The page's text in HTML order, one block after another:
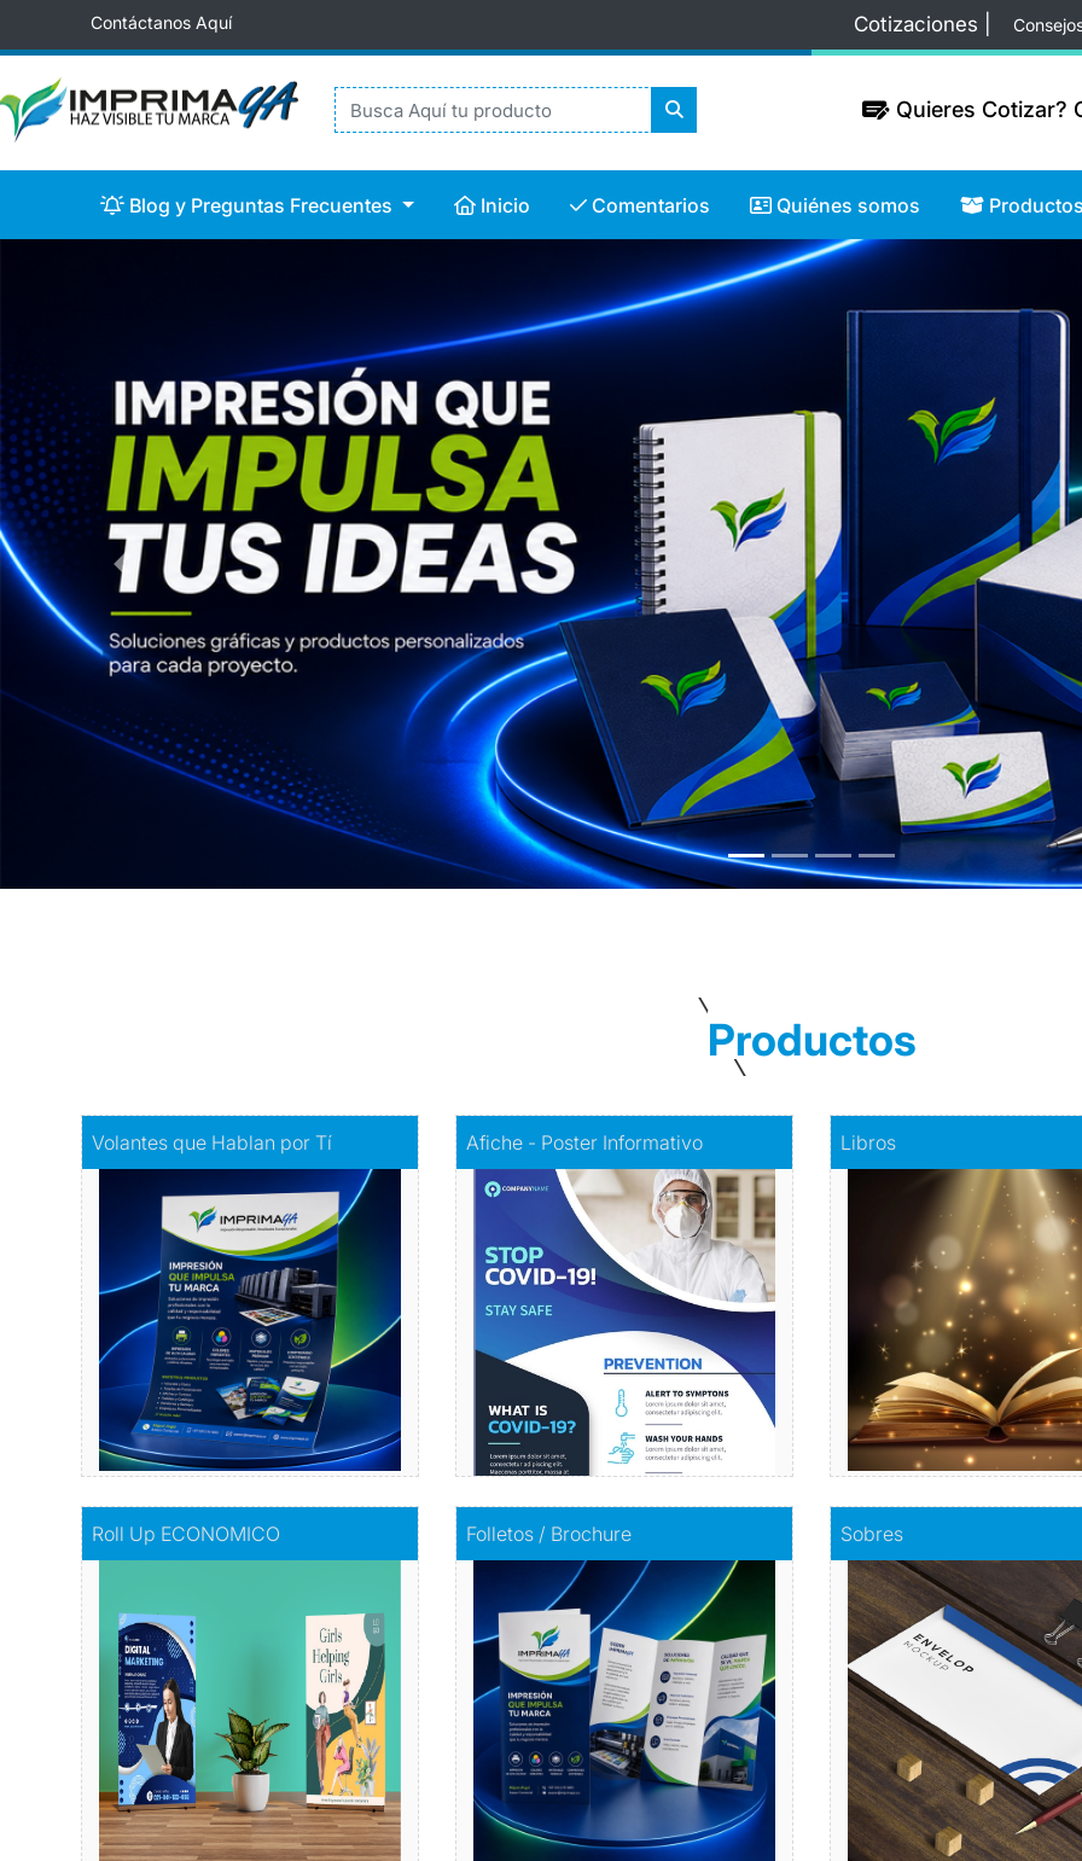
Contáctanos Aquí Cotizaciones |
Quieres Cotizar?
Quieres Cotizar?
Blog y Preguntas Frecuentes
Blog y Preguntas Frecuentes Inicio
Inicio Comentarios
Comentarios Quiénes somos
Quiénes somos Productos
Productos
Volantes que Hablan por Tí
Volantes con Amor
Comprar
Comprar
Afiche - Poster Informativo
Información visualmente atractiva
Comprar
Comprar
Libros
Haz realidad tu
Comprar
Comprar
Roll Up ECONOMICO
Comprar
Folletos / Brochure
Impacta con información
Comprar
Comprar
Sobres
Envuelve tu mensaje con
calidad
Comprar
Comprar